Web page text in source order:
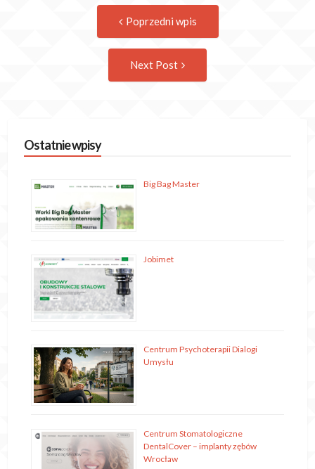
navigation
Poprzedni wpis
Next Post
Ostatnie wpisy
Big Bag Master
Jobimet
Centrum Psychoterapii Dialogi
Umysłu
Centrum Stomatologiczne
DentalCover – implanty zębów
Wrocław